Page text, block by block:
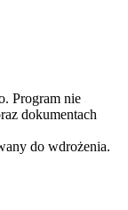
Program nie
dokumentach
do wdrożenia.